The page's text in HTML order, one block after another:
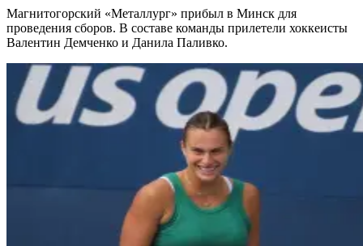
Магнитогорский «Металлург» прибыл в Минск для
проведения сборов. В составе команды прилетели хоккеисты
Валентин Демченко и Данила Паливко.